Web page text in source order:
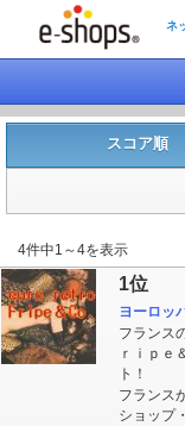
ネ
スコア順
4件中1～4を表示
1位
ヨーロ
フランス
ｒｉｐｅ
ト！
フランス
ショップ